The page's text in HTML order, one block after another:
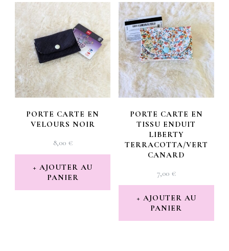
PORTE CARTE EN
VELOURS NOIR
8,00 €
AJOUTER AU
PANIER
PORTE CARTE EN
TISSU ENDUIT
LIBERTY
TERRACOTTA/VERT
CANARD
7,00 €
AJOUTER AU
PANIER